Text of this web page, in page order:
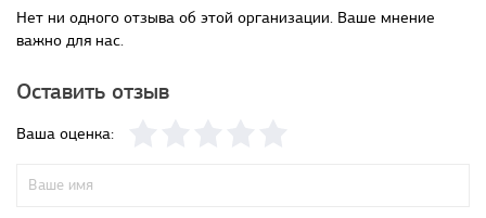
Нет ни одного отзыва об этой организации. Ваше мнение
важно для нас.
Оставить отзыв
Ваша оценка: